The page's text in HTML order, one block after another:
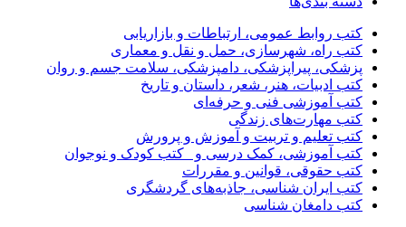
کتب روابط عمومی، ارتباطات و بازاریابی
کتب راه، شهرسازی، حمل و نقل و معماری
پزشکی، پیراپزشکی، دامپزشکی، سلامت جسم و روان
کتب ادبیات، هنر، شعر، داستان و تاریخ
کتب آموزشی فنی و حرفه‌ای
کتب مهارت‌های زندگی
کتب تعلیم و تربیت و آموزش و پرورش
کتب آموزشی، کمک درسی و _کتب کودک و نوجوان
کتب حقوقی، قوانین و مقررات
کتب ایران شناسی، جاذبه‌های گردشگری
کتب دامغان شناسی